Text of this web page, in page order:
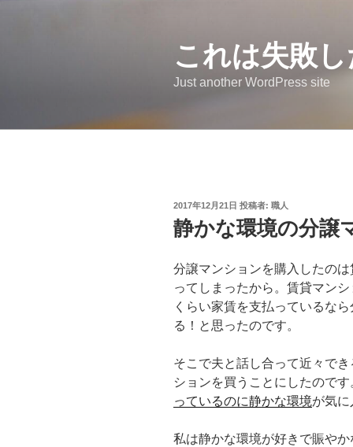
これは失敗
Just another WordPress site
投
稿
日:
2017年12月21日 投稿者: 職人
静かな環境の分譲
分譲マンションを購入したの
ってしまったから。賃貸マン
くらい家賃を支払っているな
る！と思ったのです。
そこで夫と話し合って近々で
ションを買うことにしたので
っているのに静かな環境が気に
私は静かな環境が好きで賑や